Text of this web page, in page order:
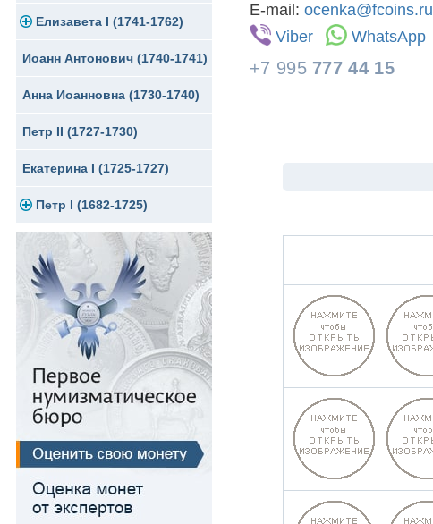
Русско-Польские
Для Польши
Памятные и донативные
Для Грузии
Для Польши
Медь
Серебро
Медь
Сибирские монеты
Для Молдавии и Валахии
Таврические монеты
Елизавета I (1741-1762)
Золото
Серебро
Медь
Для Пруссии
Ливонезы
Альбертусталер
Иоанн Антонович (1740-1741)
Анна Иоанновна (1730-1740)
Петр II (1727-1730)
Екатерина I (1725-1727)
Петр I (1682-1725)
Золото
Серебро
Медь
Для Речи Посполитой
E-mail: ocenka@fcoins.ru
Viber
WhatsApp
+7 995 777 44 15